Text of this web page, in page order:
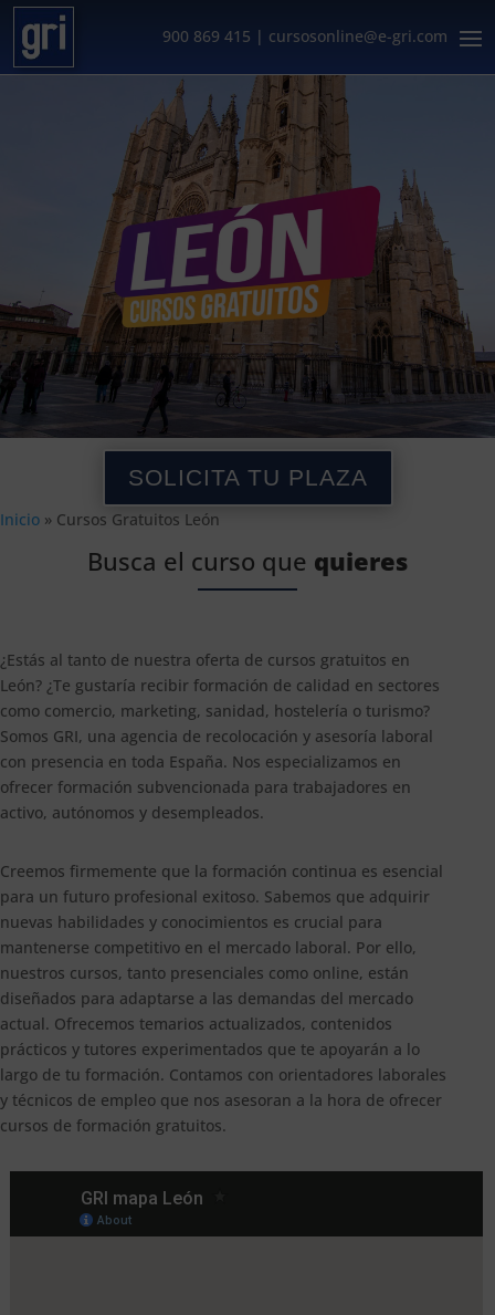
900 869 415 | cursosonline@e-gri.com
SOLICITA TU PLAZA
Inicio » Cursos Gratuitos León
Busca el curso que quieres
¿Estás al tanto de nuestra oferta de cursos gratuitos en
León? ¿Te gustaría recibir formación de calidad en sectores
como comercio, marketing, sanidad, hostelería o turismo?
Somos GRI, una agencia de recolocación y asesoría laboral
con presencia en toda España. Nos especializamos en
ofrecer formación subvencionada para trabajadores en
activo, autónomos y desempleados.
Creemos firmemente que la formación continua es esencial
para un futuro profesional exitoso. Sabemos que adquirir
nuevas habilidades y conocimientos es crucial para
mantenerse competitivo en el mercado laboral. Por ello,
nuestros cursos, tanto presenciales como online, están
diseñados para adaptarse a las demandas del mercado
actual. Ofrecemos temarios actualizados, contenidos
prácticos y tutores experimentados que te apoyarán a lo
largo de tu formación. Contamos con orientadores laborales
y técnicos de empleo que nos asesoran a la hora de ofrecer
cursos de formación gratuitos.